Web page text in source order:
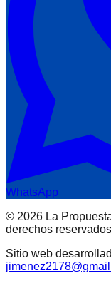
WhatsApp
© 2026 La
derechos reservados
Sitio web